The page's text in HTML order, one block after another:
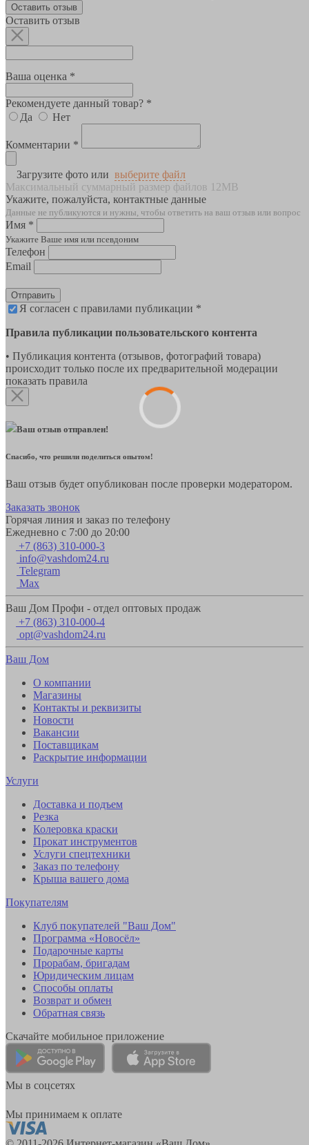
Оставить отзыв
Оставить отзыв
Ваша оценка *
Рекомендуете данный товар? *
Да
Нет
Комментарии *
Загрузите фото или выберите файл
Максимальный суммарный размер файлов 12MB
Укажите, пожалуйста, контактные данные
Данные не публикуются и нужны, чтобы ответить на ваш отзыв или вопрос
Имя *
Укажите Ваше имя или псевдоним
Телефон
Email
Отправить
Я согласен с правилами публикации *
Правила публикации пользовательского контента
• Публикация контента (отзывов, фотографий товара)
происходит только после их предварительной модерации
показать правила
Ваш отзыв отправлен!
Спасибо, что решили поделиться опытом!
Ваш отзыв будет опубликован после проверки модератором.
Заказать звонок
Горячая линия и заказ по телефону
Ежедневно с 7:00 до 20:00
+7 (863) 310-000-3
info@vashdom24.ru
Telegram
Max
Ваш Дом Профи - отдел оптовых продаж
+7 (863) 310-000-4
opt@vashdom24.ru
Ваш Дом
О компании
Магазины
Контакты и реквизиты
Новости
Вакансии
Поставщикам
Раскрытие информации
Услуги
Доставка и подъем
Резка
Колеровка краски
Прокат инструментов
Услуги спецтехники
Заказ по телефону
Крыша вашего дома
Покупателям
Клуб покупателей "Ваш Дом"
Программа «Новосёл»
Подарочные карты
Прорабам, бригадам
Юридическим лицам
Способы оплаты
Возврат и обмен
Обратная связь
Скачайте мобильное приложение
Мы в соцсетях
Мы принимаем к оплате